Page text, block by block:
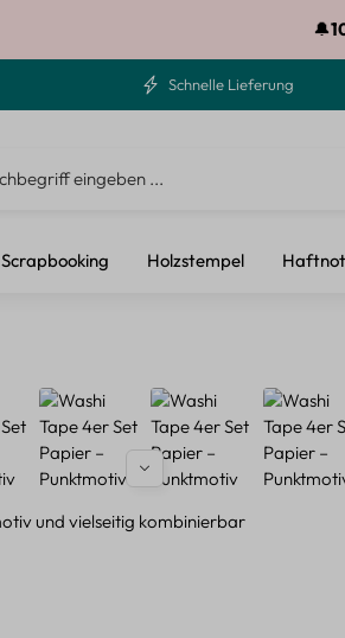
🔔
Schnelle Lieferung
Scrapbooking Holzstempel